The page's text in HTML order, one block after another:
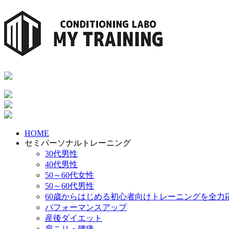
HOME
セミパーソナルトレーニング
30代男性
40代男性
50～60代女性
50～60代男性
60歳からはじめる初心者向けトレーニングを全力
パフォーマンスアップ
産後ダイエット